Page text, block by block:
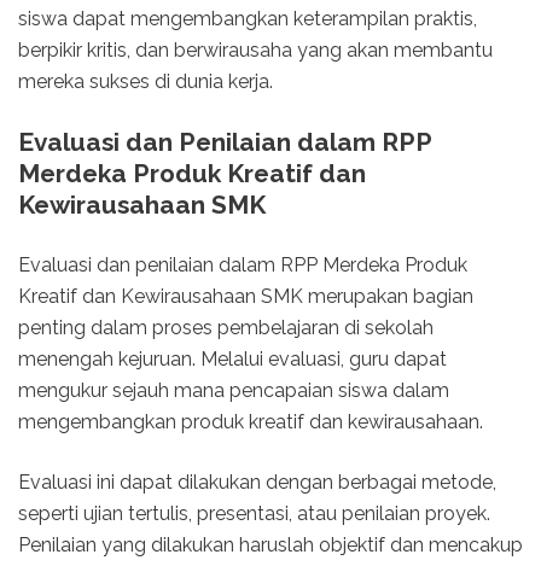
siswa dapat mengembangkan keterampilan praktis,
berpikir kritis, dan berwirausaha yang akan membantu
mereka sukses di dunia kerja.
Evaluasi dan Penilaian dalam RPP
Merdeka Produk Kreatif dan
Kewirausahaan SMK
Evaluasi dan penilaian dalam RPP Merdeka Produk
Kreatif dan Kewirausahaan SMK merupakan bagian
penting dalam proses pembelajaran di sekolah
menengah kejuruan. Melalui evaluasi, guru dapat
mengukur sejauh mana pencapaian siswa dalam
mengembangkan produk kreatif dan kewirausahaan.
Evaluasi ini dapat dilakukan dengan berbagai metode,
seperti ujian tertulis, presentasi, atau penilaian proyek.
Penilaian yang dilakukan haruslah objektif dan mencakup